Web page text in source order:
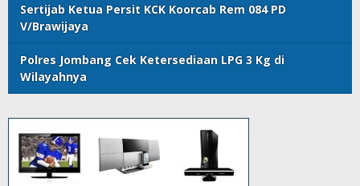
Sertijab Ketua Persit KCK Koorcab Rem 084 PD
V/Brawijaya
Polres Jombang Cek Ketersediaan LPG 3 Kg di
Wilayahnya